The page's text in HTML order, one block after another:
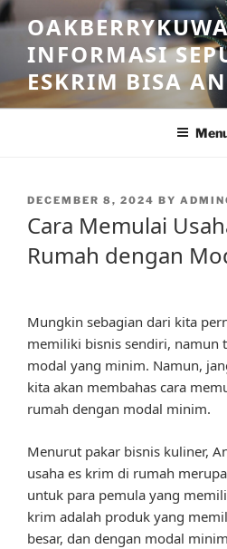
Skip
to
contentINFORMASI
ESKRIM BISA
POSTED
DECEMBER 8, 2024 BY
Cara Memulai
Rumah dengan
Mungkin sebagian dari kita
memiliki bisnis sendiri, namun
modal yang minim. Namun,
kita akan membahas cara
rumah dengan modal minim.
Menurut pakar bisnis kuliner,
usaha es krim di rumah
untuk para pemula yang
krim adalah produk yang
besar, dan dengan modal